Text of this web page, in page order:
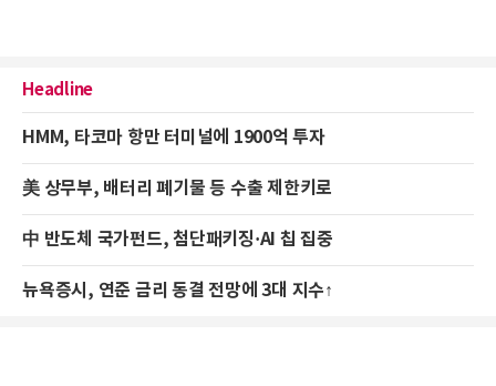
Headline
HMM, 타코마 항만 터미널에 1900억 투자
美 상무부, 배터리 폐기물 등 수출 제한키로
中 반도체 국가펀드, 첨단패키징·AI 칩 집중
뉴욕증시, 연준 금리 동결 전망에 3대 지수↑